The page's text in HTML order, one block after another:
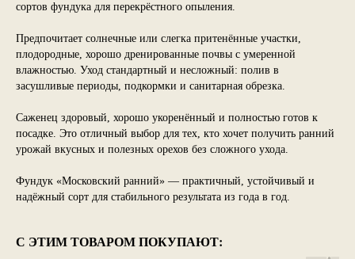
сортов фундука для перекрёстного опыления.
Предпочитает солнечные или слегка притенённые участки,
плодородные, хорошо дренированные почвы с умеренной
влажностью. Уход стандартный и несложный: полив в
засушливые периоды, подкормки и санитарная обрезка.
Саженец здоровый, хорошо укоренённый и полностью готов к
посадке. Это отличный выбор для тех, кто хочет получить ранний
урожай вкусных и полезных орехов без сложного ухода.
Фундук «Московский ранний» — практичный, устойчивый и
надёжный сорт для стабильного результата из года в год.
С ЭТИМ ТОВАРОМ ПОКУПАЮТ: